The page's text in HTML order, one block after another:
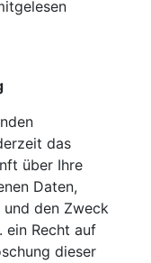
das
über Ihre
Daten,
den Zweck
ein Recht auf
dieser